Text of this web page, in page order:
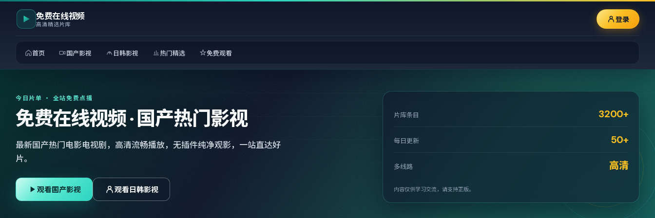
免费在线视频
高清精选片库 登录
首页 国产影视 日韩影视 热门精选 免费观看
今日片单 · 全站免费点播
免费在线视频 · 国产热门影视
最新国产热门电影电视剧，高清流畅播放，无插件纯净观影，一站直达好
片。
观看国产影视 观看日韩影视
片库条目 3200+
每日更新 50+
多线路 高清
内容仅供学习交流，请支持正版。